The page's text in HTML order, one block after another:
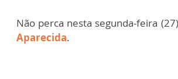
Não perca nesta segunda-feira
Aparecida.